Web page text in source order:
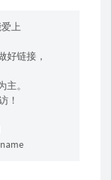
上
好链接，
。
！